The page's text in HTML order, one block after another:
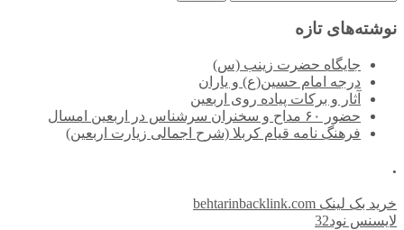
نوشته‌های تازه
جایگاه حضرت زینب (س)
درجه امام حسین(ع) و یاران
آثار و برکات پیاده روی اربعین
حضور ۶۰ مداح و سخنران سرشناس در اربعین امسال
فرهنگ نامه قیام کربلا (شرح اجمالی زیارت اربعین)
.
خرید بک لینک behtarinbacklink.com
لایسنس نود32